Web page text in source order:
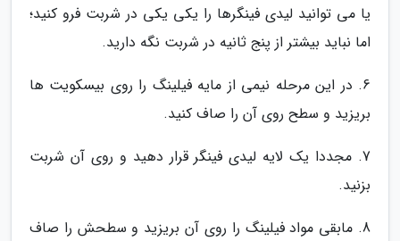
یا می توانید لیدی فینگرها را یکی یکی در شربت فرو کنید؛
اما نباید بیشتر از پنج ثانیه در شربت نگه دارید.
6. در این مرحله نیمی از مایه فیلینگ را روی بیسکویت ها
بریزید و سطح روی آن را صاف کنید.
7. مجددا یک لایه لیدی فینگر قرار دهید و روی آن شربت
بزنید.
8. مابقی مواد فیلینگ را روی آن بریزید و سطحش را صاف